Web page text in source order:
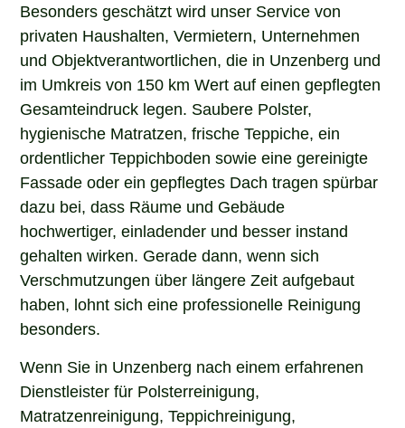
Besonders geschätzt wird unser Service von
privaten Haushalten, Vermietern, Unternehmen
und Objektverantwortlichen, die in Unzenberg und
im Umkreis von 150 km Wert auf einen gepflegten
Gesamteindruck legen. Saubere Polster,
hygienische Matratzen, frische Teppiche, ein
ordentlicher Teppichboden sowie eine gereinigte
Fassade oder ein gepflegtes Dach tragen spürbar
dazu bei, dass Räume und Gebäude
hochwertiger, einladender und besser instand
gehalten wirken. Gerade dann, wenn sich
Verschmutzungen über längere Zeit aufgebaut
haben, lohnt sich eine professionelle Reinigung
besonders.
Wenn Sie in Unzenberg nach einem erfahrenen
Dienstleister für Polsterreinigung,
Matratzenreinigung, Teppichreinigung,